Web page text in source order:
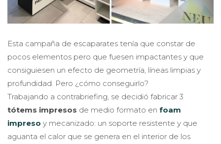
Esta campaña de escaparates tenía que constar de
pocos elementos pero que fuesen impactantes y que
consiguiesen un efecto de geometría, líneas limpias y
profundidad. Pero ¿cómo conseguirlo?
Trabajando a contrabriefing, se decidió fabricar 3
tótems impresos de medio formato en foam
impreso y mecanizado: un soporte resistente y que
aguanta el calor que se genera en el interior de los